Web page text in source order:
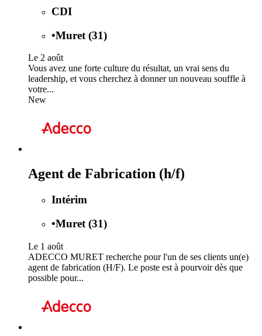
CDI
•Muret (31)
Le 2 août
Vous avez une forte culture du résultat, un vrai sens du
leadership, et vous cherchez à donner un nouveau souffle à
votre...
New
Agent de Fabrication (h/f)
Intérim
•Muret (31)
Le 1 août
ADECCO MURET recherche pour l'un de ses clients un(e)
agent de fabrication (H/F). Le poste est à pourvoir dès que
possible pour...